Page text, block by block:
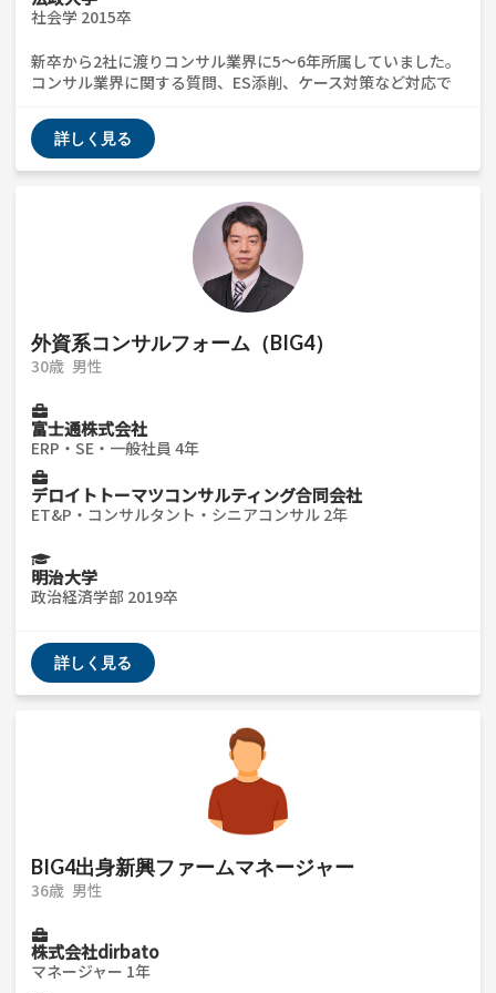
社会学 2015卒
新卒から2社に渡りコンサル業界に5〜6年所属していました。
コンサル業界に関する質問、ES添削、ケース対策など対応で
社における比較やその後の事業会社への転職などについてもお
話ができると思います。 ざっくばらんな質問でもウェルカム
なのでご気軽にご連絡ください！
詳しく見る
外資系コンサルフォーム（BIG4）
30歳 男性
富士通株式会社
ERP・SE・一般社員 4年
デロイトトーマツコンサルティング合同会社
ET&P・コンサルタント・シニアコンサル 2年
明治大学
政治経済学部 2019卒
詳しく見る
BIG4出身新興ファームマネージャー
36歳 男性
株式会社dirbato
マネージャー 1年